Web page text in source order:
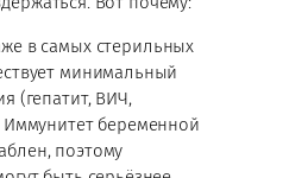
в самых стерильных
минимальный
(гепатит, ВИЧ,
Иммунитет беременной
поэтому